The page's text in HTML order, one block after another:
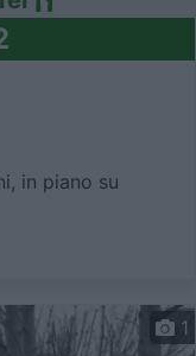
in piano su
1